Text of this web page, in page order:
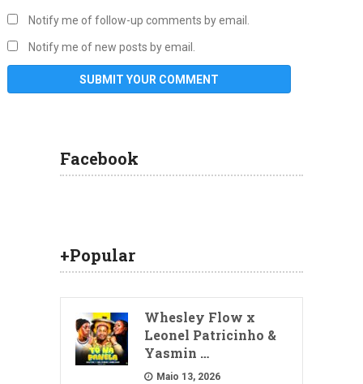
Notify me of follow-up comments by email.
Notify me of new posts by email.
Facebook
+Popular
Whesley Flow x
Leonel Patricinho &
Yasmin …
Maio 13, 2026